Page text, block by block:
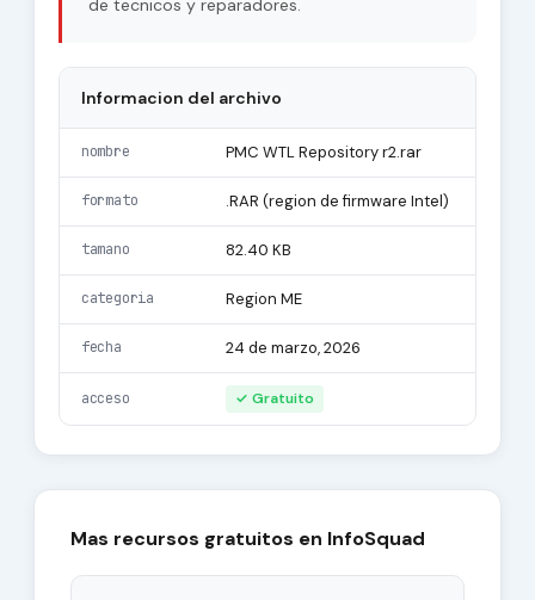
de tecnicos y reparadores.
Informacion del archivo
nombre PMC WTL Repository r2.rar
formato .RAR (region de firmware Intel)
tamano 82.40 KB
categoria Region ME
fecha 24 de marzo, 2026
acceso ✓ Gratuito
Mas recursos gratuitos en InfoSquad